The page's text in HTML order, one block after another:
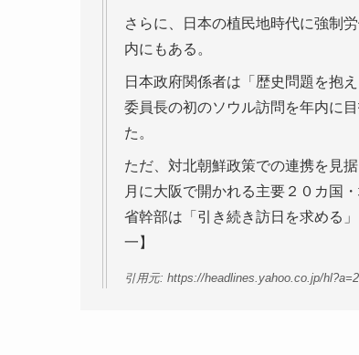
さらに、日本の植民地時代に強制
内にもある。
日本政府関係者は「歴史問題を抱
委員長の初のソウル訪問を年内に
た。
ただ、対北朝鮮政策での連携を見
月に大阪で開かれる主要２０カ国
省幹部は「引き続き訪日を求める
一】
引用元: https://headlines.yahoo.co.jp/